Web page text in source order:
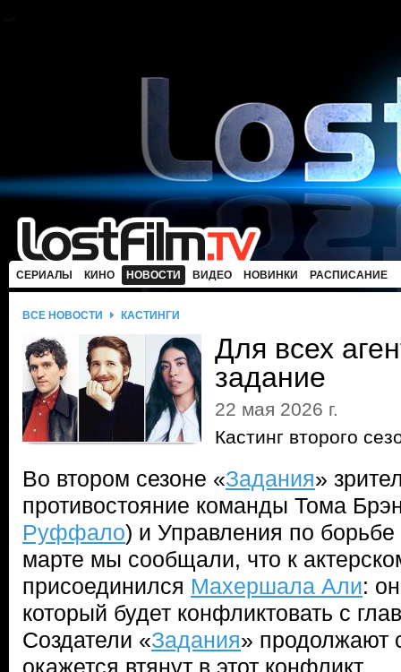
СЕРИАЛЫ КИНО НОВОСТИ ВИДЕО НОВИНКИ РАСПИСАНИЕ
ВСЕ НОВОСТИ КАСТИНГИ
Для всех
задание
22 мая 2026 г.
Кастинг второго
Во втором сезоне «Задания»
противостояние команды Тома
Руффало) и Управления по
марте мы сообщали, что к
присоединился Махершала Али:
который будет конфликтовать с
Создатели «Задания» продолжают
окажется втянут в этот конфликт.